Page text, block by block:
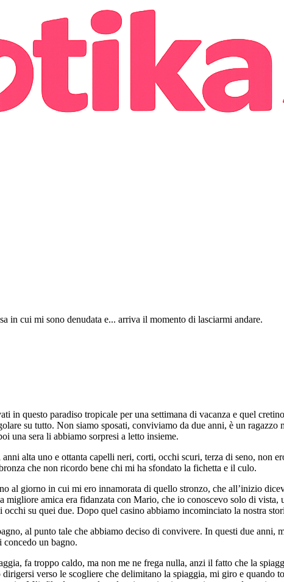
in cui mi sono denudata e... arriva il momento di lasciarmi andare.
in questo paradiso tropicale per una settimana di vacanza e quel
su tutto. Non siamo sposati, conviviamo da due anni, è un
una sera li abbiamo sorpresi a letto insieme.
alta uno e ottanta capelli neri, corti, occhi scuri, terza di seno, non
che non ricordo bene chi mi ha sfondato la fichetta e il culo.
al giorno in cui mi ero innamorata di quello stronzo, che all’inizio
migliore amica era fidanzata con Mario, che io conoscevo solo di
su quei due. Dopo quel casino abbiamo incominciato la nostra
al punto tale che abbiamo deciso di convivere. In questi due anni,
un bagno.
fa troppo caldo, ma non me ne frega nulla, anzi il fatto che la
verso le scogliere che delimitano la spiaggia, mi giro e quando